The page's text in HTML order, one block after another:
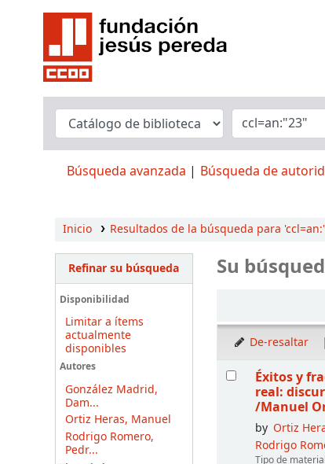
Búsqueda avanzada Búsqueda de
Inicio Resultados de la búsqueda para
Refinar su búsqueda
Disponibilidad
Limitar a ítems
actualmente
disponibles
Autores
González Madrid,
Dam...
Ortiz Heras, Manuel
Rodrigo Romero,
Pedr...
Su
De-resaltar
Resultados
Éxitos y
real:
/Manuel
by Ortiz
Rodrigo
Tipo de